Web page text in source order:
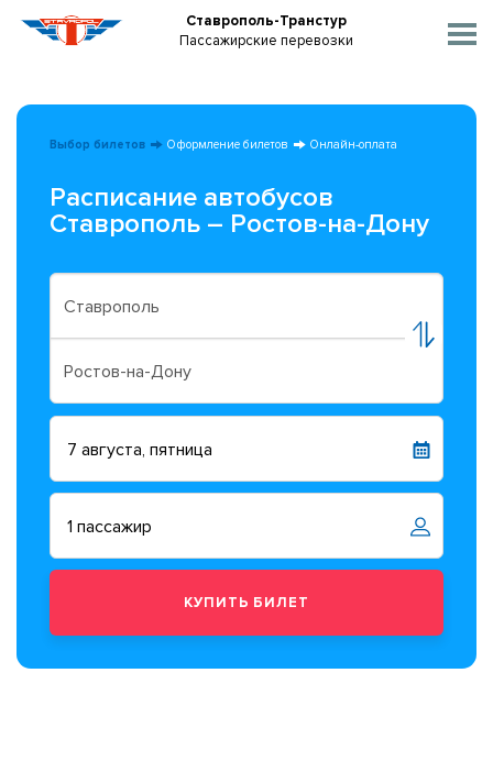
Ставрополь-Транстур
Пассажирские перевозки
Выбор билетов Оформление билетов Онлайн-оплата
Расписание автобусов
Ставрополь – Ростов-на-Дону